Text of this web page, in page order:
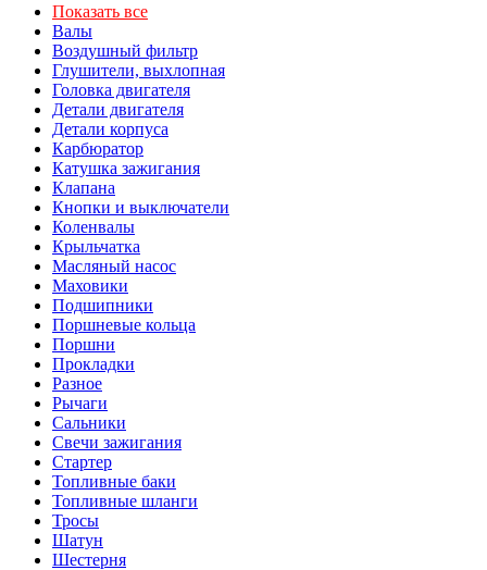
Показать все
Валы
Воздушный фильтр
Глушители, выхлопная
Головка двигателя
Детали двигателя
Детали корпуса
Карбюратор
Катушка зажигания
Клапана
Кнопки и выключатели
Коленвалы
Крыльчатка
Масляный насос
Маховики
Подшипники
Поршневые кольца
Поршни
Прокладки
Разное
Рычаги
Сальники
Свечи зажигания
Стартер
Топливные баки
Топливные шланги
Тросы
Шатун
Шестерня